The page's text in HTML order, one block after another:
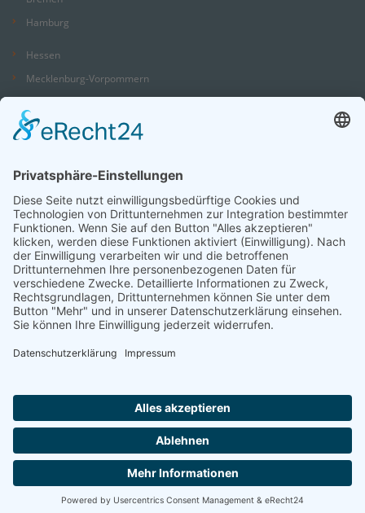
Hamburg
Hessen
Mecklenburg-Vorpommern
Niedersachsen
Nordrhein-Westfalen
Saarland
Sachsen
Sachsen-Anhalt
Schleswig-Holstein
Thüringen
Informationen für Anbieter Nutzungsbedingungen
Datenschutz